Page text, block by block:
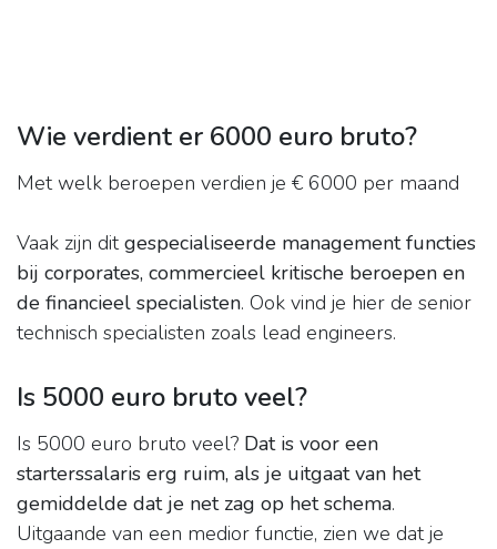
Wie verdient er 6000 euro bruto?
Met welk beroepen verdien je € 6000 per maand
Vaak zijn ditgespecialiseerde management functies
bij corporates, commercieel kritische beroepen en
de financieel specialisten. Ook vind je hier de senior
technisch specialisten zoals lead engineers.
Is 5000 euro bruto veel?
Is 5000 euro bruto veel? Dat is voor een
starterssalaris erg ruim, als je uitgaat van het
gemiddelde dat je net zag op het schema.
Uitgaande van een medior functie, zien we dat je